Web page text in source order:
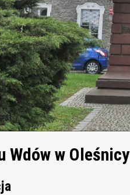
Wdów w Oleśnicy